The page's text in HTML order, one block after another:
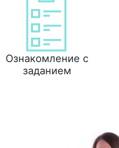
Ознакомление с
заданием